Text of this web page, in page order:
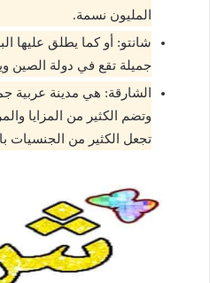
المليون نسمة.
شانتو: أو كما يطلق عليها
جميلة تقع في دولة الصين
الشارقة: هي مدينة عربية
وتضم الكثير من المزايا
تجعل الكثير من الجنسيات